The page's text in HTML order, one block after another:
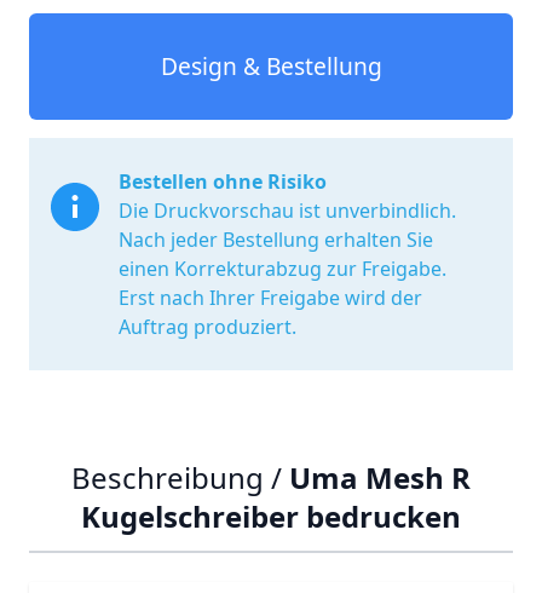
Design & Bestellung
Bestellen ohne Risiko
Die Druckvorschau ist unverbindlich.
Nach jeder Bestellung erhalten Sie
einen Korrekturabzug zur Freigabe.
Erst nach Ihrer Freigabe wird der
Auftrag produziert.
Beschreibung / Uma Mesh R
Kugelschreiber bedrucken